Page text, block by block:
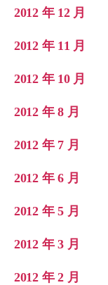
2012 年 12 月
2012 年 11 月
2012 年 10 月
2012 年 8 月
2012 年 7 月
2012 年 6 月
2012 年 5 月
2012 年 3 月
2012 年 2 月